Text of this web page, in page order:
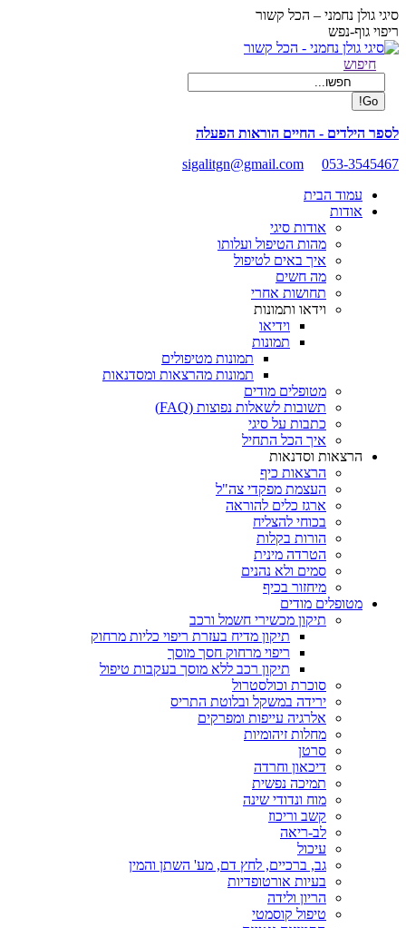
Skip
to
content
סיגי גולן נחמני – הכל קשור
ריפוי גוף-נפש
Facebook
opens
new
window
Search:
חיפוש
לספר הילדים - החיים הוראות הפעלה
sigalitgn@gmail.com
053-3545467
עמוד הבית
אודות
אודות סיגי
מהות הטיפול ועלותו
איך באים לטיפול
מה חשים
תחושות אחרי
וידאו ותמונות
וידיאו
תמונות
תמונות מטיפולים
תמונות מהרצאות ומסדנאות
מטופלים מודים
תשובות לשאלות נפוצות (FAQ)
כתבות על סיגי
איך הכל התחיל
הרצאות וסדנאות
הרצאות כיף
העצמת מפקדי צה"ל
ארגז כלים להוראה
בכוחי להצליח
הורות בקלות
הטרדה מינית
סמים ולא נהנים
מיחזור בכיף
מטופלים מודים
תיקון מכשירי חשמל ורכב
תיקון מדיח בעזרת ריפוי כליות מרחוק
ריפוי מרחוק חסך מוסך
תיקון רכב ללא מוסך בעקבות טיפול
סוכרת וכולסטרול
ירידה במשקל ובלוטת התריס
אלרגיה עייפות ומפרקים
מחלות זיהומיות
סרטן
דיכאון וחרדה
תמיכה נפשית
מוח ונדודי שינה
קשב וריכוז
לב-ריאה
עיכול
גב, ברכיים, לחץ דם, מע' השתן והמין
בעיות אורטופדיות
הריון ולידה
טיפול קוסמטי